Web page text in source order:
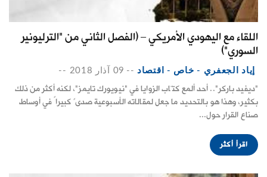
اللقاء مع اليهودي الأمريكي – (الفصل الثاني من "الترليونير
السوري")
إياد الجعفري - خاص - اقتصاد -- 09 آذار 2018 --
"ديفيد باركر".. أحد ألمع كتّاب الزوايا في "نيويورك تايمز"، لكنه أكثر من ذلك
بكثير، وهذا هو بالتحديد ما جعل لمقالاته الأسبوعية صدىً كبيراً في أوساط
صناع القرار حول...
اقرأ أكثر